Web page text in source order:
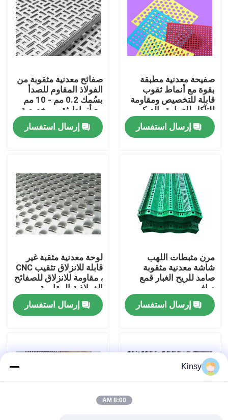
المنزل
برنامج VR
حولنا
جولة في المصنع
مراقبة الجودة
اتصل بنا
أخبار
القضايا
صفيحة معدنية مطبقة
بقوة مع أنماط ثقوب
قابلة للتخصيص ومقاومة
للتآكل للعمارة والديكور
إرسال استفسار
صفائح معدنية مثقوبة من
الفولاذ المقاوم للصدأ
بسُمك 0.2 مم - 10 مم
مع أنماط ثقب مخصصة
للمعدات الصناعية
والمرشحاتإرسال استفسار
مرن مثبطات اللهب
شاشة معدنية مثقوبة
صامد للريح الغبار قمع
صافي
إرسال استفسار
لوحة معدنية مثقبة غير
قابلة للانزلاق تثقيب CNC
، مقاومة للانزلاق للصفائح
الفولاذية المقاومة
للشيخوخة
إرسال استفسار
Kinsy
8:00 AM